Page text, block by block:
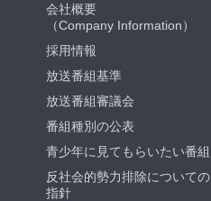
会社概要
（Company Information）
採用情報
放送番組基準
放送番組審議会
番組種別の公表
青少年に見てもらいたい番組
反社会的勢力排除についての
指針